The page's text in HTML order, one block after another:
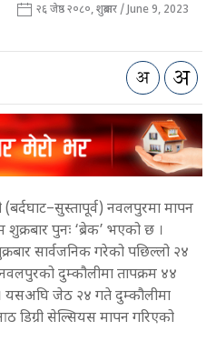
२६ जेष्ठ २०८०, शुक्रबार / June 9, 2023
नवलपुरमा मापन
पुनः ‘ब्रेक’ भएको छ ।
सार्वजनिक गरेको पछिल्लो २४
दुम्कौलीमा तापक्रम ४४
। यसअघि जेठ २४ गते दुम्कौलीमा
सेल्सियस मापन गरिएको